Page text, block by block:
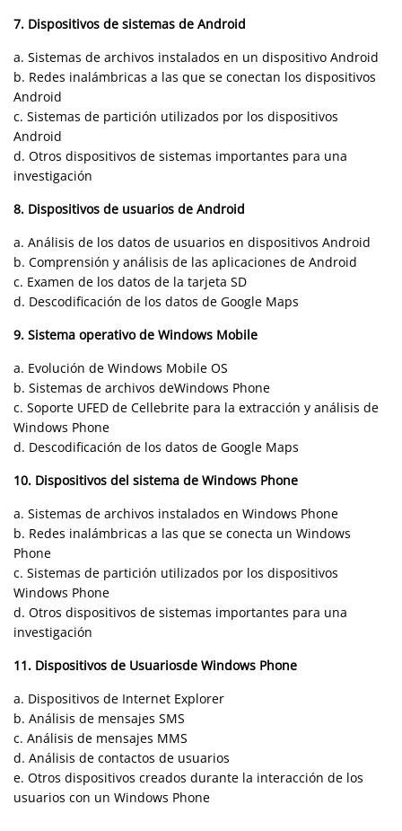
7. Dispositivos de sistemas de Android
a. Sistemas de archivos instalados en un dispositivo Android
b. Redes inalámbricas a las que se conectan los dispositivos
Android
c. Sistemas de partición utilizados por los dispositivos
Android
d. Otros dispositivos de sistemas importantes para una
investigación
8. Dispositivos de usuarios de Android
a. Análisis de los datos de usuarios en dispositivos Android
b. Comprensión y análisis de las aplicaciones de Android
c. Examen de los datos de la tarjeta SD
d. Descodificación de los datos de Google Maps
9. Sistema operativo de Windows Mobile
a. Evolución de Windows Mobile OS
b. Sistemas de archivos deWindows Phone
c. Soporte UFED de Cellebrite para la extracción y análisis de
Windows Phone
d. Descodificación de los datos de Google Maps
10. Dispositivos del sistema de Windows Phone
a. Sistemas de archivos instalados en Windows Phone
b. Redes inalámbricas a las que se conecta un Windows
Phone
c. Sistemas de partición utilizados por los dispositivos
Windows Phone
d. Otros dispositivos de sistemas importantes para una
investigación
11. Dispositivos de Usuariosde Windows Phone
a. Dispositivos de Internet Explorer
b. Análisis de mensajes SMS
c. Análisis de mensajes MMS
d. Análisis de contactos de usuarios
e. Otros dispositivos creados durante la interacción de los
usuarios con un Windows Phone